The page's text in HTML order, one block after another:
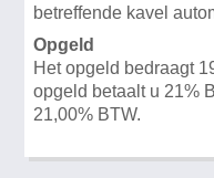
betreffende kavel
Opgeld
Het opgeld bedraagt
opgeld betaalt u 21%
21,00% BTW.